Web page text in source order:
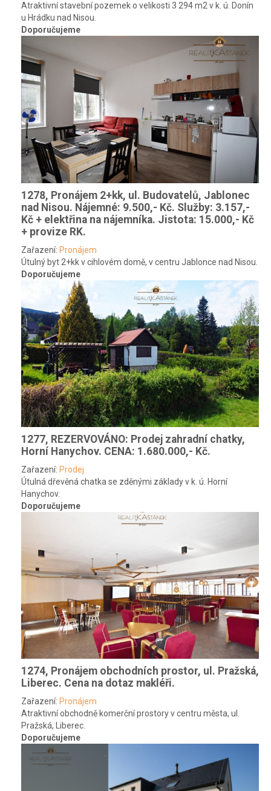
Atraktivní stavební pozemek o velikosti 3 294 m2 v k. ú. Donín
u Hrádku nad Nisou.
Doporučujeme
1278, Pronájem 2+kk, ul. Budovatelů, Jablonec
nad Nisou. Nájemné: 9.500,- Kč. Služby: 3.157,-
Kč + elektřina na nájemníka. Jistota: 15.000,- Kč
+ provize RK.
Zařazení: Pronájem
Útulný byt 2+kk v cihlovém domě, v centru Jablonce nad Nisou.
Doporučujeme
1277, REZERVOVÁNO: Prodej zahradní chatky,
Horní Hanychov. CENA: 1.680.000,- Kč.
Zařazení: Prodej
Útulná dřevěná chatka se zděnými základy v k. ú. Horní
Hanychov.
Doporučujeme
1274, Pronájem obchodních prostor, ul. Pražská,
Liberec. Cena na dotaz makléři.
Zařazení: Pronájem
Atraktivní obchodně komerční prostory v centru města, ul.
Pražská, Liberec.
Doporučujeme